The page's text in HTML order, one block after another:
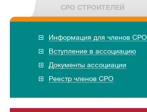
СРО СТРОИТЕЛЕЙ
Информация для членов СРО
Вступление в ассоциацию
Документы ассоциации
Реестр членов СРО